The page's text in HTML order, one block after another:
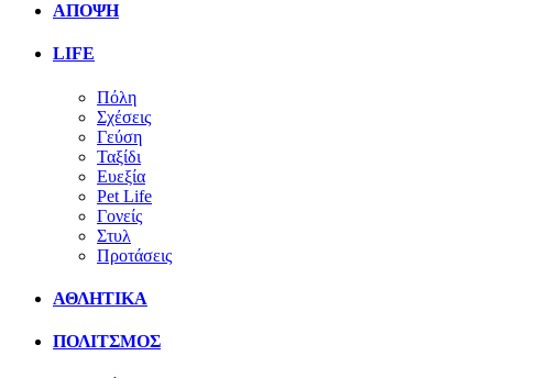
ΑΠΟΨΗ
LIFE
Πόλη
Σχέσεις
Γεύση
Ταξίδι
Ευεξία
Pet Life
Γονείς
Στυλ
Προτάσεις
ΑΘΛΗΤΙΚΑ
ΠΟΛΙΤΣΜΟΣ